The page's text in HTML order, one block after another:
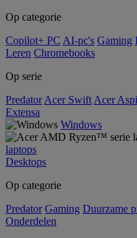
Op categorie
Copilot+ PC AI-pc's Gaming
Leren Chromebooks
Op serie
Predator Acer Swift Acer
Extensa
Windows
laptops
Desktops
Op categorie
Predator Gaming Duurzame
Onderdelen